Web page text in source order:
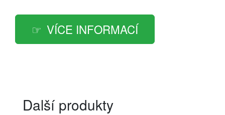
VÍCE INFORMACÍ
Další produkty